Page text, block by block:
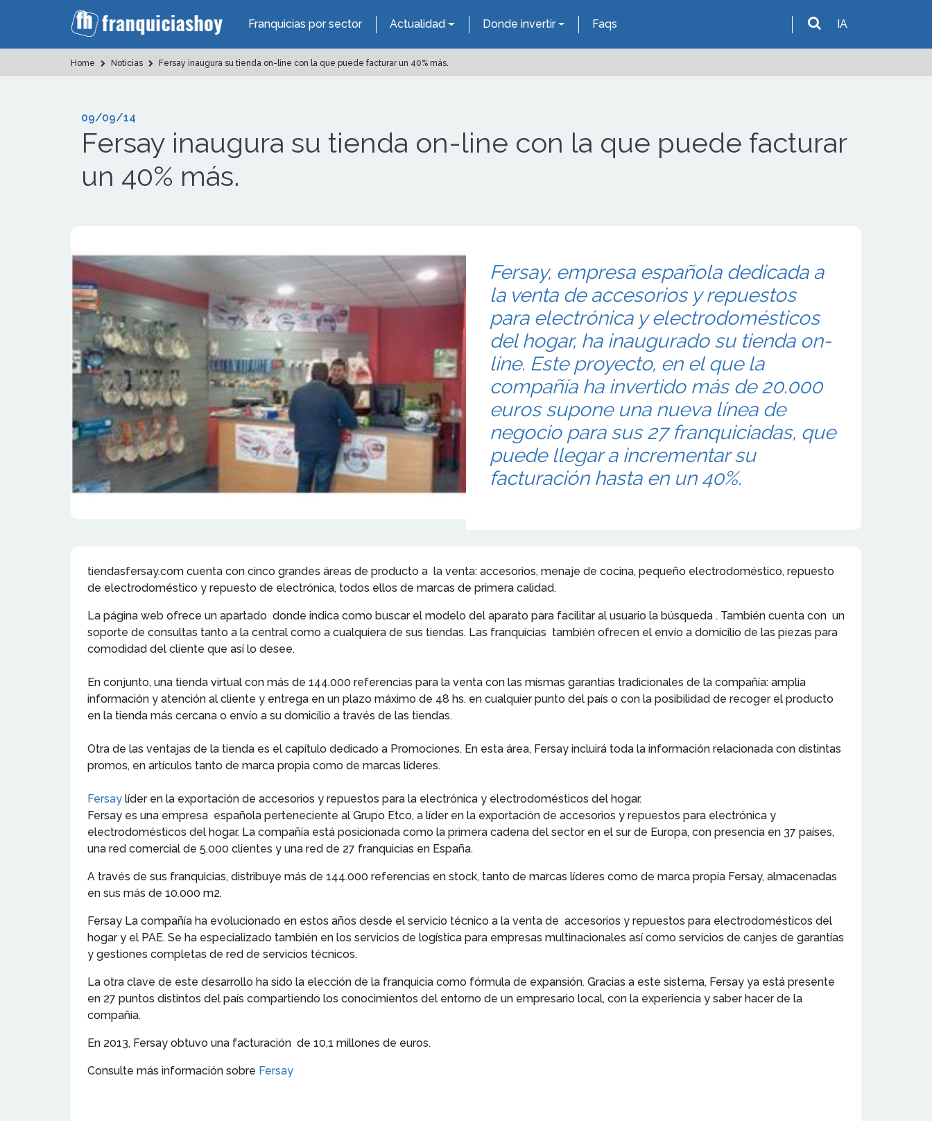
Franquicias por sector Actualidad Donde invertir Faqs IA
Home Noticias Fersay inaugura su tienda on-line con la que puede facturar un 40% más.
09/09/14
Fersay inaugura su tienda on-line con la que puede facturar
un 40% más.
Fersay, empresa española dedicada a
la venta de accesorios y repuestos
para electrónica y electrodomésticos
del hogar, ha inaugurado su tienda on-
line. Este proyecto, en el que la
compañía ha invertido más de 20.000
euros supone una nueva línea de
negocio para sus 27 franquiciadas, que
puede llegar a incrementar su
facturación hasta en un 40%.
tiendasfersay.com cuenta con cinco grandes áreas de producto a la venta: accesorios, menaje de cocina, pequeño electrodoméstico, repuesto
de electrodoméstico y repuesto de electrónica, todos ellos de marcas de primera calidad.
La página web ofrece un apartado donde indica como buscar el modelo del aparato para facilitar al usuario la búsqueda . También cuenta con un
soporte de consultas tanto a la central como a cualquiera de sus tiendas. Las franquicias también ofrecen el envío a domicilio de las piezas para
comodidad del cliente que así lo desee.
En conjunto, una tienda virtual con más de 144.000 referencias para la venta con las mismas garantías tradicionales de la compañía: amplia
información y atención al cliente y entrega en un plazo máximo de 48 hs. en cualquier punto del país o con la posibilidad de recoger el producto
en la tienda más cercana o envío a su domicilio a través de las tiendas.
Otra de las ventajas de la tienda es el capítulo dedicado a Promociones. En esta área, Fersay incluirá toda la información relacionada con distintas
promos, en artículos tanto de marca propia como de marcas líderes.
Fersay líder en la exportación de accesorios y repuestos para la electrónica y electrodomésticos del hogar.
Fersay es una empresa española perteneciente al Grupo Etco, a líder en la exportación de accesorios y repuestos para electrónica y
electrodomésticos del hogar. La compañía está posicionada como la primera cadena del sector en el sur de Europa, con presencia en 37 países,
una red comercial de 5.000 clientes y una red de 27 franquicias en España.
A través de sus franquicias, distribuye más de 144.000 referencias en stock, tanto de marcas líderes como de marca propia Fersay, almacenadas
en sus más de 10.000 m2.
Fersay La compañía ha evolucionado en estos años desde el servicio técnico a la venta de accesorios y repuestos para electrodomésticos del
hogar y el PAE. Se ha especializado también en los servicios de logística para empresas multinacionales así como servicios de canjes de garantías
y gestiones completas de red de servicios técnicos.
La otra clave de este desarrollo ha sido la elección de la franquicia como fórmula de expansión. Gracias a este sistema, Fersay ya está presente
en 27 puntos distintos del país compartiendo los conocimientos del entorno de un empresario local, con la experiencia y saber hacer de la
compañía.
En 2013, Fersay obtuvo una facturación de 10,1 millones de euros.
Consulte más información sobre Fersay